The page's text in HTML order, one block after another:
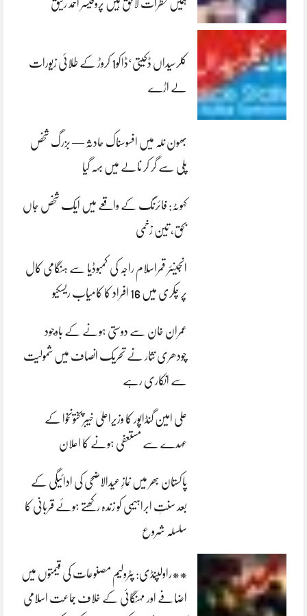
ہمیں خطرات لاحق ہیں پروفیسر احمد رفیق
کلرسیداں ڈکیتی‘ڈاکو1 کروڑ کے طلائی زیورات
لے اڑے
بھون نلہ میں افسوسناک حادثہ — بزرگ شخص
پلی سے گر کر نالے میں بہہ گیا
کہوٹہ: فائرنگ کے واقعے میں ایک شخص جاں
بحق، تین زخمی
انجینئر قمراسلام راجہ کی کمبوڈیا سے ہنگامی کال
پر چکری میں 16 افراد کا کامیاب ریسکیو
عمران خان سے دوستی ہونے کے باوجود
چودھری نثار نے تحریک انصاف میں شمولیت
سے انکاری رہے
علی امین گنڈاپور کا وزیراعلیٰ خیبرپختونخوا کے
عہدے سے مستعفی ہونے کا اعلان
پاکستان بھر میں نمازِ عیدالاضحی کی ادائیگی کے
بعد سنتِ ابراہیمی کو زندہ رکھتے ہوئے قربانی کا
سلسلہ شروع
**راولپنڈی: پٹرولیم مصنوعات کی قیمتوں میں
اضافے اور مہنگائی کے خلاف جماعت اسلامی